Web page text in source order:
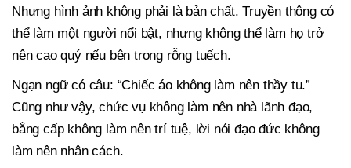
Nhưng hình ảnh không phải là bản chất. Truyền thông có
thể làm một người nổi bật, nhưng không thể làm họ trở
nên cao quý nếu bên trong rỗng tuếch.
Ngạn ngữ có câu: “Chiếc áo không làm nên thầy tu.”
Cũng như vậy, chức vụ không làm nên nhà lãnh đạo,
bằng cấp không làm nên trí tuệ, lời nói đạo đức không
làm nên nhân cách.